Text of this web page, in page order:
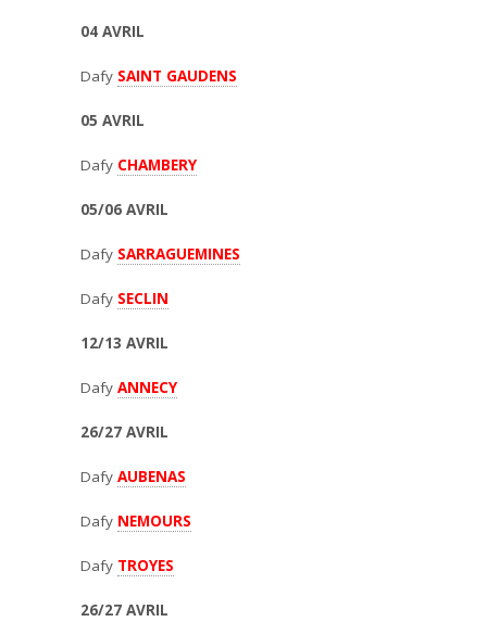
04 AVRIL
Dafy SAINT GAUDENS
05 AVRIL
Dafy CHAMBERY
05/06 AVRIL
Dafy SARRAGUEMINES
Dafy SECLIN
12/13 AVRIL
Dafy ANNECY
26/27 AVRIL
Dafy AUBENAS
Dafy NEMOURS
Dafy TROYES
26/27 AVRIL